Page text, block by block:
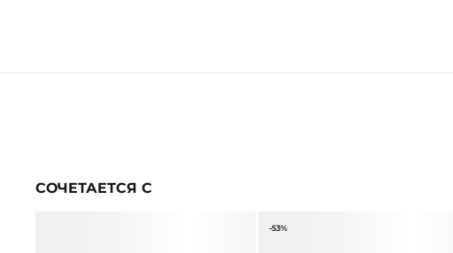
СОЧЕТАЕТСЯ С
-53%